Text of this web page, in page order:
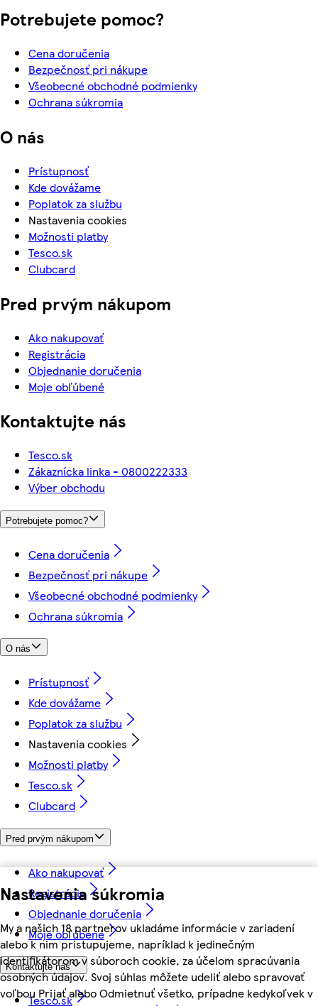
Nastavenia súkromia
My a našich 18 partnerov ukladáme informácie v zariadení
alebo k nim pristupujeme, napríklad k jedinečným
identifikátorom v súboroch cookie, za účelom spracúvania
osobných údajov. Svoj súhlas môžete udeliť alebo spravovať
voľbou Prijať alebo Odmietnuť všetko, prípadne kedykoľvek v
Potrebujete pomoc?
Cena doručenia
Bezpečnosť pri nákupe
Všeobecné obchodné podmienky
Ochrana súkromia
O nás
Prístupnosť
Kde dovážame
Poplatok za službu
Nastavenia cookies
Možnosti platby
Tesco.sk
Clubcard
Pred prvým nákupom
Ako nakupovať
Registrácia
Objednanie doručenia
Moje obľúbené
Kontaktujte nás
Tesco.sk
Zákaznícka linka - 0800222333
Výber obchodu
Potrebujete pomoc?
Cena doručenia
Bezpečnosť pri nákupe
Všeobecné obchodné podmienky
Ochrana súkromia
O nás
Prístupnosť
Kde dovážame
Poplatok za službu
Nastavenia cookies
Možnosti platby
Tesco.sk
Clubcard
Pred prvým nákupom
Ako nakupovať
Registrácia
Objednanie doručenia
Moje obľúbené
Kontaktujte nás
Tesco.sk